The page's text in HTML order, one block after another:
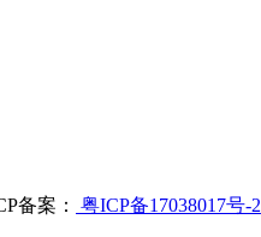
备案： 粤ICP备17038017号-2